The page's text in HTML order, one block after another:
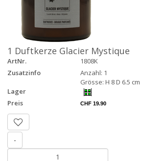
1 Duftkerze Glacier Mystique
ArtNr.
1808K
Zusatzinfo
Anzahl: 1
Grösse: H 8 D 6.5 cm
Lager
Preis
CHF 19.90
-